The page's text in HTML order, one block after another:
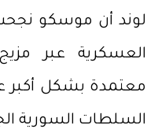
لوند أن موسكو
العسكرية عبر
معتمدة بشكل أكبر
السلطات السورية